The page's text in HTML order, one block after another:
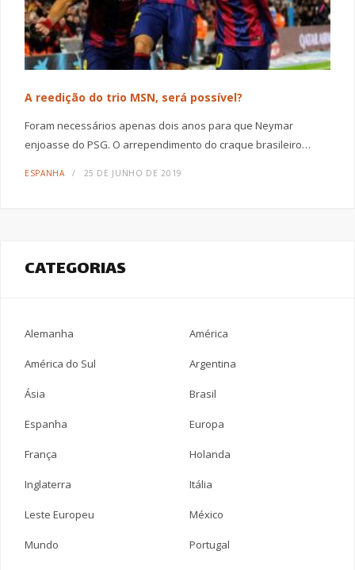
A reedição do trio MSN, será possível?
Foram necessários apenas dois anos para que Neymar
enjoasse do PSG. O arrependimento do craque brasileiro…
ESPANHA 25 DE JUNHO DE 2019
CATEGORIAS
Alemanha América
América do Sul Argentina
Ásia Brasil
Espanha Europa
França Holanda
Inglaterra Itália
Leste Europeu México
Mundo Portugal